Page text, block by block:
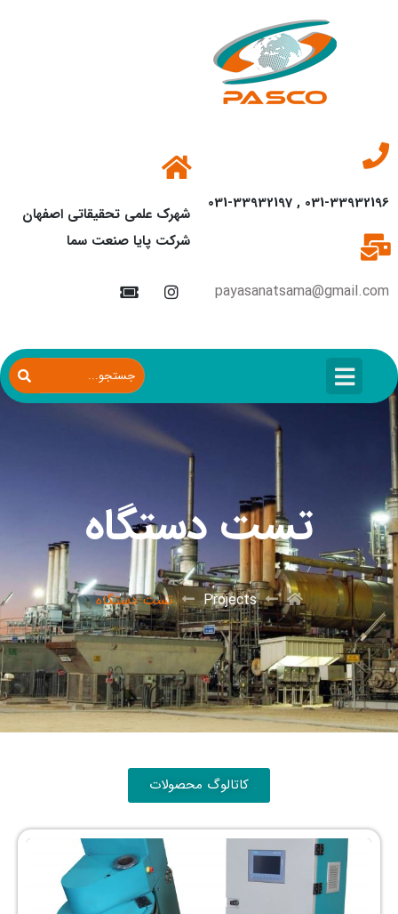
031-33932196 , 031-33932197
payasanatsama@gmail.com
شهرک علمی تحقیقاتی اصفهان
شرکت پایا صنعت سما
تست دستگاه
Projects تست دستگاه
کاتالوگ محصولات